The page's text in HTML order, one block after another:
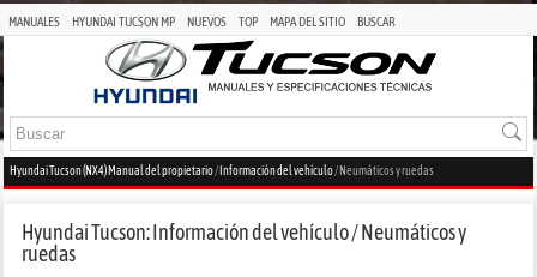
MANUALES HYUNDAI TUCSON MP NUEVOS TOP MAPA DEL SITIO BUSCAR
Hyundai Tucson (NX4) Manual del propietario/ Información del vehículo/ Neumáticos y ruedas
Hyundai Tucson: Información del vehículo / Neumáticos y
ruedas